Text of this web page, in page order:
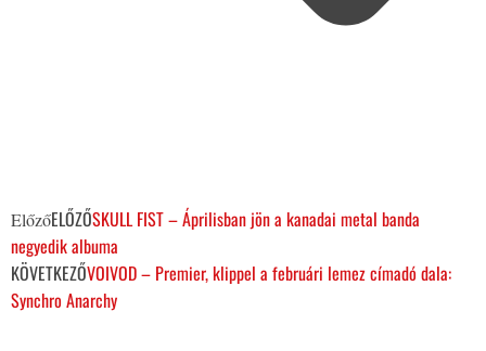
ElőzőELŐZŐSKULL FIST – Áprilisban jön a kanadai metal banda
negyedik albuma
KÖVETKEZŐVOIVOD – Premier, klippel a februári lemez címadó dala:
Synchro Anarchy